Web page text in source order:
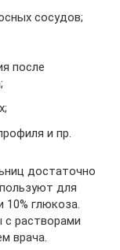
сосудов;
после
и пр.
достаточно
для
10% глюкоза.
растворами
врача.